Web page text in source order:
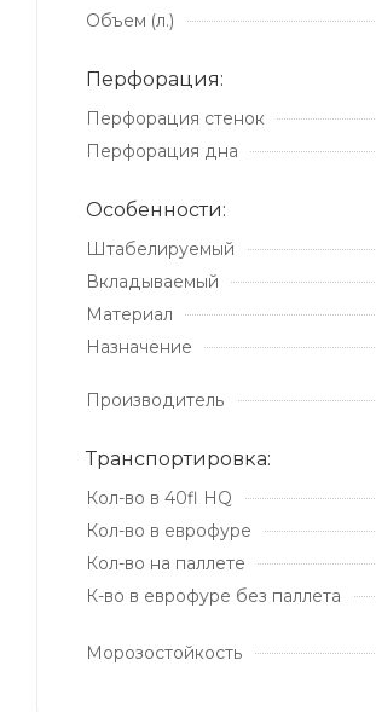
Объем (л.)
Перфорация:
Перфорация стенок
Перфорация дна
Особенности:
Штабелируемый
Вкладываемый
Материал
Назначение
Производитель
Транспортировка:
Кол-во в 40fl HQ
Кол-во в еврофуре
Кол-во на паллете
К-во в еврофуре без паллета
Морозостойкость